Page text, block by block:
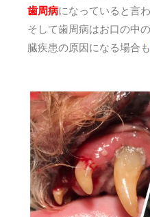
歯周病になっていると言
そして歯周病はお口の中
臓疾患の原因になる場合も